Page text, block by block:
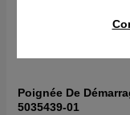
Poignée De
5035439-01